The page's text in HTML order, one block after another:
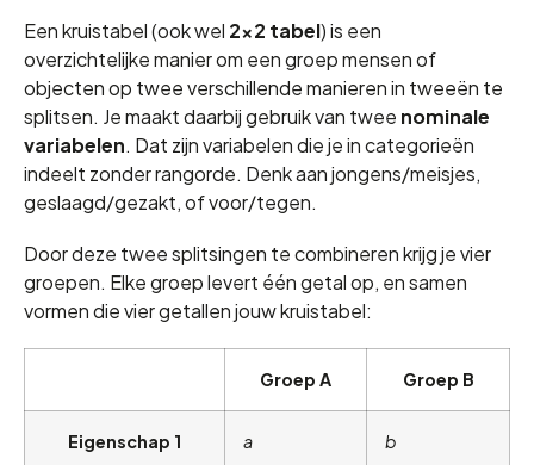
Een kruistabel (ook wel 2×2 tabel) is een
overzichtelijke manier om een groep mensen of
objecten op twee verschillende manieren in tweeën te
splitsen. Je maakt daarbij gebruik van twee nominale
variabelen. Dat zijn variabelen die je in categorieën
indeelt zonder rangorde. Denk aan jongens/meisjes,
geslaagd/gezakt, of voor/tegen.
Door deze twee splitsingen te combineren krijg je vier
groepen. Elke groep levert één getal op, en samen
vormen die vier getallen jouw kruistabel:
Groep A Groep B
Eigenschap 1 a b